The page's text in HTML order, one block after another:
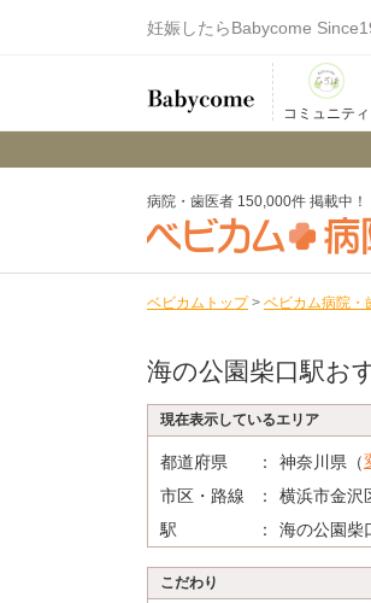
妊娠したらBabycome
コミュニティ
病院・歯医者 150,000件 掲載中！
ベビカムトップ > ベビカム病院・
海の公園柴口駅お
現在表示しているエリア
都道府県 神奈川県（
市区・路線
横浜市金沢
駅
海の公園柴
こだわり